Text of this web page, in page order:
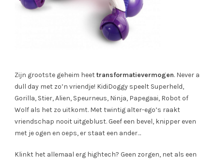
Zijn grootste geheim heettransformatievermogen. Never a
dull day met zo’n vriendje! KidiDoggy speelt Superheld,
Gorilla, Stier, Alien, Speurneus, Ninja, Papegaai, Robot of
Wolf als het zo uitkomt. Met twintig alter-ego’s raakt
vriendschap nooit uitgeblust. Geef een bevel, knipper even
met je ogen en oeps, er staat een ander…
Klinkt het allemaal erg hightech? Geen zorgen, net als een